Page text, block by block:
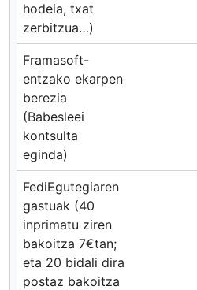
hodeia, txat
zerbitzua…)
Framasoft-
entzako ekarpen
berezia
(Babesleei
kontsulta
eginda)
FediEgutegiaren
gastuak (40
inprimatu ziren
bakoitza 7€tan;
eta 20 bidali dira
postaz bakoitza